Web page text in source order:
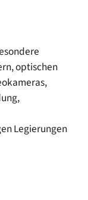
optischen
Legierungen